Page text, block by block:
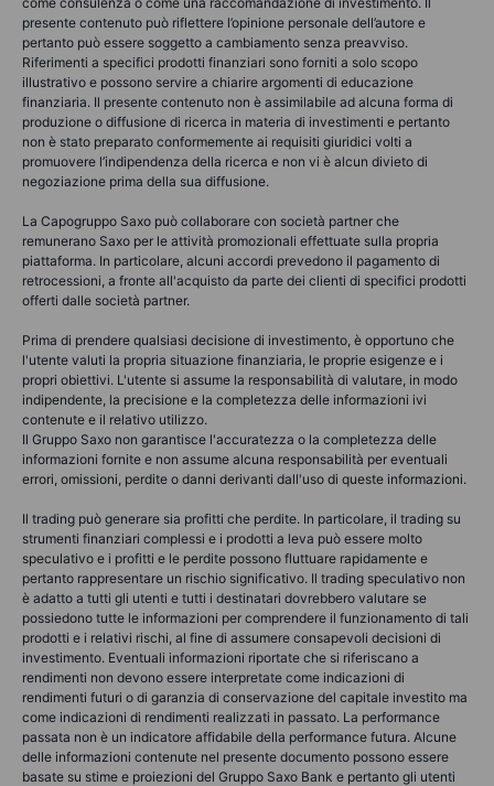
presente contenuto può riflettere l’opinione personale dell’autore e
pertanto può essere soggetto a cambiamento senza preavviso.
Riferimenti a specifici prodotti finanziari sono forniti a solo scopo
illustrativo e possono servire a chiarire argomenti di educazione
finanziaria. Il presente contenuto non è assimilabile ad alcuna forma di
produzione o diffusione di ricerca in materia di investimenti e pertanto
non è stato preparato conformemente ai requisiti giuridici volti a
promuovere l’indipendenza della ricerca e non vi è alcun divieto di
negoziazione prima della sua diffusione.
La Capogruppo Saxo può collaborare con società partner che
remunerano Saxo per le attività promozionali effettuate sulla propria
piattaforma. In particolare, alcuni accordi prevedono il pagamento di
retrocessioni, a fronte all'acquisto da parte dei clienti di specifici prodotti
offerti dalle società partner.
Prima di prendere qualsiasi decisione di investimento, è opportuno che
l'utente valuti la propria situazione finanziaria, le proprie esigenze e i
propri obiettivi. L'utente si assume la responsabilità di valutare, in modo
indipendente, la precisione e la completezza delle informazioni ivi
contenute e il relativo utilizzo.
Il Gruppo Saxo non garantisce l'accuratezza o la completezza delle
informazioni fornite e non assume alcuna responsabilità per eventuali
errori, omissioni, perdite o danni derivanti dall'uso di queste informazioni.
Il trading può generare sia profitti che perdite. In particolare, il trading su
strumenti finanziari complessi e i prodotti a leva può essere molto
speculativo e i profitti e le perdite possono fluttuare rapidamente e
pertanto rappresentare un rischio significativo. Il trading speculativo non
è adatto a tutti gli utenti e tutti i destinatari dovrebbero valutare se
possiedono tutte le informazioni per comprendere il funzionamento di tali
prodotti e i relativi rischi, al fine di assumere consapevoli decisioni di
investimento. Eventuali informazioni riportate che si riferiscano a
rendimenti non devono essere interpretate come indicazioni di
rendimenti futuri o di garanzia di conservazione del capitale investito ma
come indicazioni di rendimenti realizzati in passato. La performance
passata non è un indicatore affidabile della performance futura. Alcune
delle informazioni contenute nel presente documento possono essere
basate su stime e proiezioni del Gruppo Saxo Bank e pertanto gli utenti